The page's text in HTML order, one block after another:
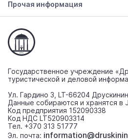
Прочая информация
Государственное учреждение
туристической и деловой
Ул. Гардино 3, LT-66204
Данные собираются и хранятся в
Код предприятия 152090338
Код НДС LT520903314
Тел. +370 313 51777
Эл. почта: